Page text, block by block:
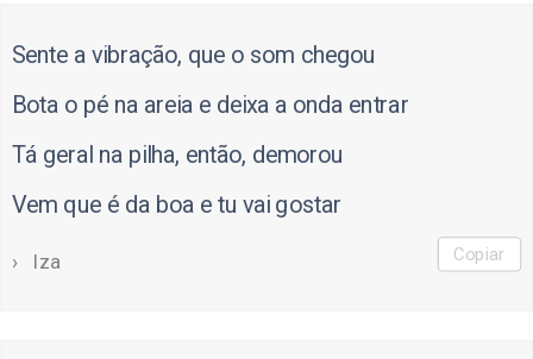
Sente a vibração, que o som chegou
Bota o pé na areia e deixa a onda entrar
Tá geral na pilha, então, demorou
Vem que é da boa e tu vai gostar
Iza Copiar